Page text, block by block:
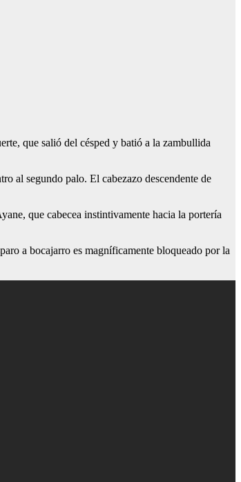
que salió del césped y batió a la zambullida
al segundo palo. El cabezazo descendente de
que cabecea instintivamente hacia la portería
a bocajarro es magníficamente bloqueado por la